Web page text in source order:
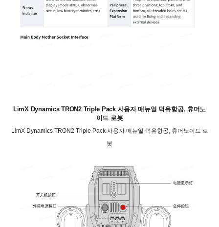
LimX Dynamics TRON2 Triple Pack 사용자 매뉴얼 덕유항공, 휴머노
이드 로봇
LimX Dynamics TRON2 Triple Pack 사용자 매뉴얼 덕유항공, 휴머노이드 로
봇